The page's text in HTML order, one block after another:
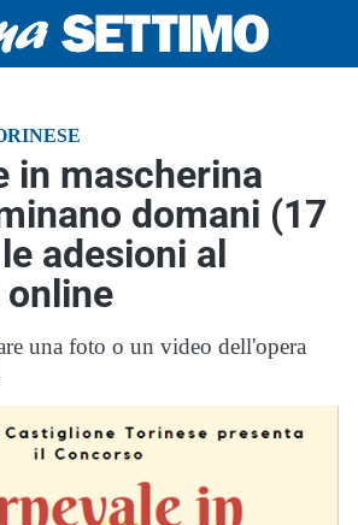
in mascherina
domani (17
adesioni al
una foto o un video dell'opera